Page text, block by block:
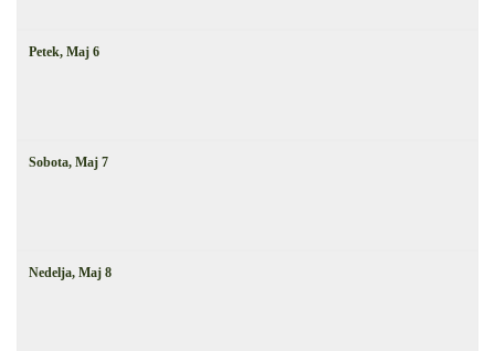
Petek, Maj 6
Sobota, Maj 7
Nedelja, Maj 8